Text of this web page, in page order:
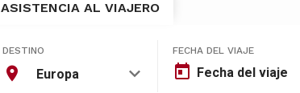
ASISTENCIA AL VIAJERO
DESTINO
Europa
FECHA DEL VIAJE
Fecha del viaje